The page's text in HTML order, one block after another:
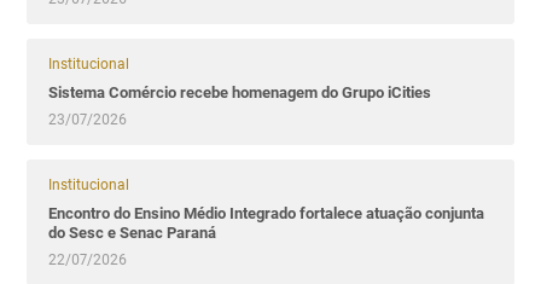
Institucional
Sistema Comércio recebe homenagem do Grupo iCities
23/07/2026
Institucional
Encontro do Ensino Médio Integrado fortalece atuação conjunta
do Sesc e Senac Paraná
22/07/2026